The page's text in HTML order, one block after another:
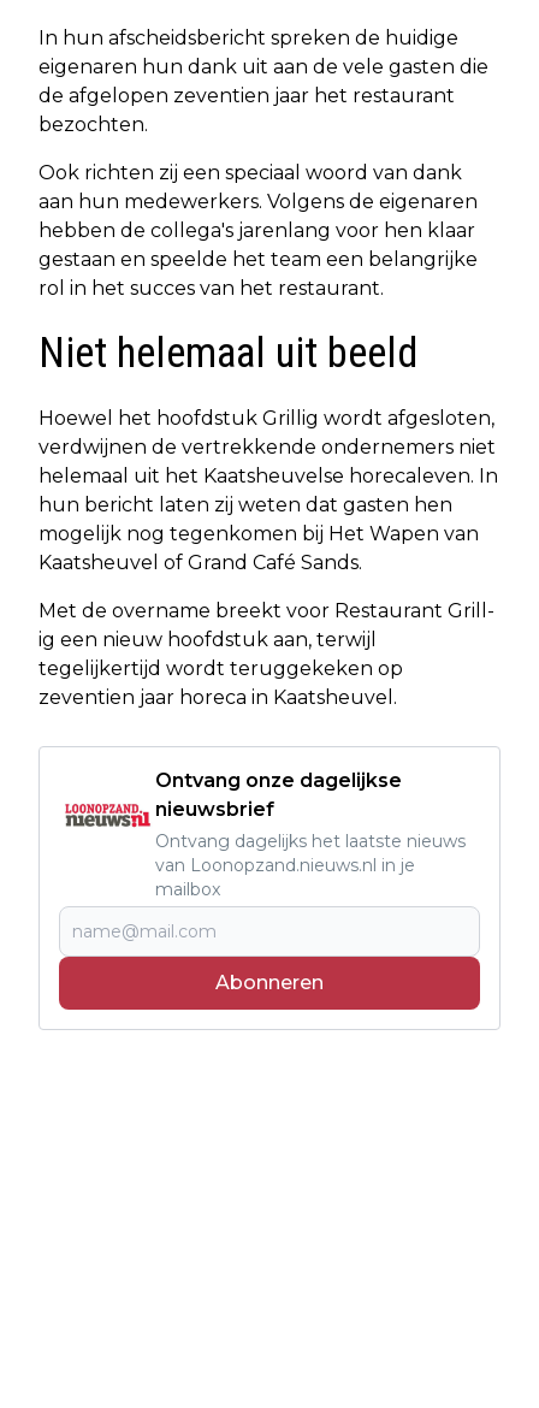
In hun afscheidsbericht spreken de huidige
eigenaren hun dank uit aan de vele gasten die
de afgelopen zeventien jaar het restaurant
bezochten.
Ook richten zij een speciaal woord van dank
aan hun medewerkers. Volgens de eigenaren
hebben de collega's jarenlang voor hen klaar
gestaan en speelde het team een belangrijke
rol in het succes van het restaurant.
Niet helemaal uit beeld
Hoewel het hoofdstuk Grillig wordt afgesloten,
verdwijnen de vertrekkende ondernemers niet
helemaal uit het Kaatsheuvelse horecaleven. In
hun bericht laten zij weten dat gasten hen
mogelijk nog tegenkomen bij Het Wapen van
Kaatsheuvel of Grand Café Sands.
Met de overname breekt voor Restaurant Grill-
ig een nieuw hoofdstuk aan, terwijl
tegelijkertijd wordt teruggekeken op
zeventien jaar horeca in Kaatsheuvel.
Ontvang onze dagelijkse
nieuwsbrief
Ontvang dagelijks het laatste nieuws
van Loonopzand.nieuws.nl in je
mailbox
Abonneren